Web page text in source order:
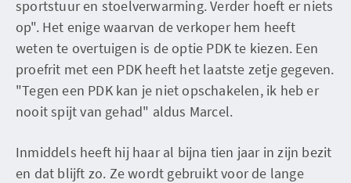
sportstuur en stoelverwarming. Verder hoeft er niets
op". Het enige waarvan de verkoper hem heeft
weten te overtuigen is de optie PDK te kiezen. Een
proefrit met een PDK heeft het laatste zetje gegeven.
"Tegen een PDK kan je niet opschakelen, ik heb er
nooit spijt van gehad" aldus Marcel.
Inmiddels heeft hij haar al bijna tien jaar in zijn bezit
en dat blijft zo. Ze wordt gebruikt voor de lange